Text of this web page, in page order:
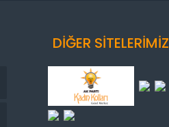
DİĞER SİTELERİMİZ